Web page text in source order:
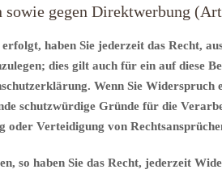
sowie gegen Direktwerbung
haben Sie jederzeit das Recht,
dies gilt auch für ein auf diese
Wenn Sie
schutzwürdige Gründe für die
Verteidigung von
so haben Sie das Recht, jederzeit